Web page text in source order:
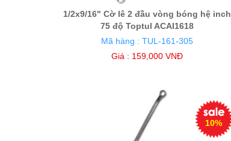
1/2x9/16" Cờ lê 2 đầu vòng bóng hệ inch
75 độ Toptul ACAI1618
Mã hàng : TUL-161-305
Giá : 159,000 VNĐ
10%